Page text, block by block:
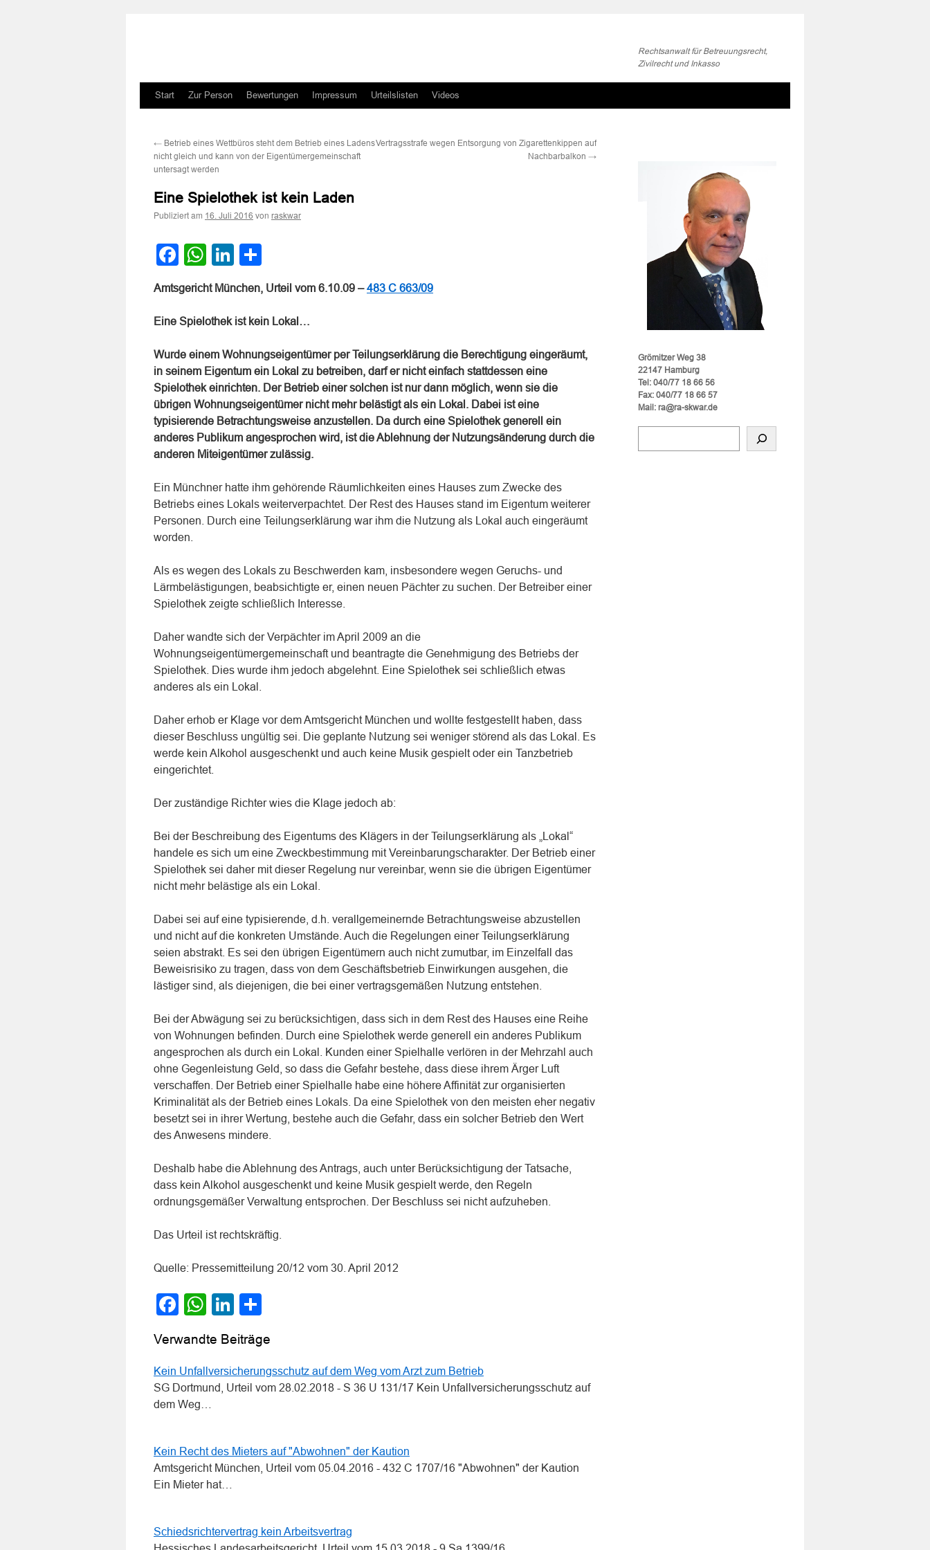
Rechtsanwalt für Betreuungsrecht,
Zivilrecht und Inkasso
Zum
springen
Start Zur Person Bewertungen Impressum Urteilslisten Videos
← Betrieb eines Wettbüros steht dem Betrieb eines Ladens
nicht gleich und kann von der Eigentümergemeinschaft
untersagt werden
Vertragsstrafe wegen Entsorgung von Zigarettenkippen auf
Nachbarbalkon →
Eine Spielothek ist kein Laden
Publiziert am 16. Juli 2016 von raskwar
Facebook
WhatsApp
LinkedIn
Amtsgericht München, Urteil vom 6.10.09 –483 C 663/09
Eine Spielothek ist kein Lokal…
Wurde einem Wohnungseigentümer per Teilungserklärung die Berechtigung eingeräumt,
in seinem Eigentum ein Lokal zu betreiben, darf er nicht einfach stattdessen eine
Spielothek einrichten. Der Betrieb einer solchen ist nur dann möglich, wenn sie die
übrigen Wohnungseigentümer nicht mehr belästigt als ein Lokal. Dabei ist eine
typisierende Betrachtungsweise anzustellen. Da durch eine Spielothek generell ein
anderes Publikum angesprochen wird, ist die Ablehnung der Nutzungsänderung durch die
anderen Miteigentümer zulässig.
Ein Münchner hatte ihm gehörende Räumlichkeiten eines Hauses zum Zwecke des
Betriebs eines Lokals weiterverpachtet. Der Rest des Hauses stand im Eigentum weiterer
Personen. Durch eine Teilungserklärung war ihm die Nutzung als Lokal auch eingeräumt
worden.
Als es wegen des Lokals zu Beschwerden kam, insbesondere wegen Geruchs- und
Lärmbelästigungen, beabsichtigte er, einen neuen Pächter zu suchen. Der Betreiber einer
Spielothek zeigte schließlich Interesse.
Daher wandte sich der Verpächter im April 2009 an die
Wohnungseigentümergemeinschaft und beantragte die Genehmigung des Betriebs der
Spielothek. Dies wurde ihm jedoch abgelehnt. Eine Spielothek sei schließlich etwas
anderes als ein Lokal.
Daher erhob er Klage vor dem Amtsgericht München und wollte festgestellt haben, dass
dieser Beschluss ungültig sei. Die geplante Nutzung sei weniger störend als das Lokal. Es
werde kein Alkohol ausgeschenkt und auch keine Musik gespielt oder ein Tanzbetrieb
eingerichtet.
Der zuständige Richter wies die Klage jedoch ab:
Bei der Beschreibung des Eigentums des Klägers in der Teilungserklärung als „Lokal“
handele es sich um eine Zweckbestimmung mit Vereinbarungscharakter. Der Betrieb einer
Spielothek sei daher mit dieser Regelung nur vereinbar, wenn sie die übrigen Eigentümer
nicht mehr belästige als ein Lokal.
Dabei sei auf eine typisierende, d.h. verallgemeinernde Betrachtungsweise abzustellen
und nicht auf die konkreten Umstände. Auch die Regelungen einer Teilungserklärung
seien abstrakt. Es sei den übrigen Eigentümern auch nicht zumutbar, im Einzelfall das
Beweisrisiko zu tragen, dass von dem Geschäftsbetrieb Einwirkungen ausgehen, die
lästiger sind, als diejenigen, die bei einer vertragsgemäßen Nutzung entstehen.
Bei der Abwägung sei zu berücksichtigen, dass sich in dem Rest des Hauses eine Reihe
von Wohnungen befinden. Durch eine Spielothek werde generell ein anderes Publikum
angesprochen als durch ein Lokal. Kunden einer Spielhalle verlören in der Mehrzahl auch
ohne Gegenleistung Geld, so dass die Gefahr bestehe, dass diese ihrem Ärger Luft
verschaffen. Der Betrieb einer Spielhalle habe eine höhere Affinität zur organisierten
Kriminalität als der Betrieb eines Lokals. Da eine Spielothek von den meisten eher negativ
besetzt sei in ihrer Wertung, bestehe auch die Gefahr, dass ein solcher Betrieb den Wert
des Anwesens mindere.
Deshalb habe die Ablehnung des Antrags, auch unter Berücksichtigung der Tatsache,
dass kein Alkohol ausgeschenkt und keine Musik gespielt werde, den Regeln
ordnungsgemäßer Verwaltung entsprochen. Der Beschluss sei nicht aufzuheben.
Das Urteil ist rechtskräftig.
Quelle: Pressemitteilung 20/12 vom 30. April 2012
Facebook
WhatsApp
LinkedIn
Verwandte Beiträge
Kein Unfallversicherungsschutz auf dem Weg vom Arzt zum Betrieb
SG Dortmund, Urteil vom 28.02.2018 - S 36 U 131/17 Kein Unfallversicherungsschutz auf
dem Weg…
Kein Recht des Mieters auf "Abwohnen" der Kaution
Amtsgericht München, Urteil vom 05.04.2016 - 432 C 1707/16 "Abwohnen" der Kaution
Ein Mieter hat…
Schiedsrichtervertrag kein Arbeitsvertrag
Grömitzer Weg 38
22147 Hamburg
Tel: 040/77 18 66 56
Fax: 040/77 18 66 57
Mail: ra@ra-skwar.de